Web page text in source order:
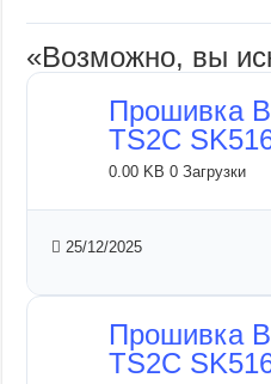
«Возможно, вы
Прошивка
TS2C
0.00 KB0 Загрузки
25/12/2025
Прошивка
TS2C